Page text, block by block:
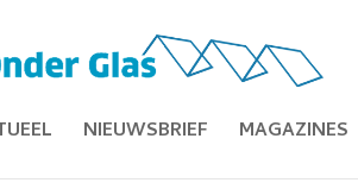
NIEUWSBRIEF MAGAZINES